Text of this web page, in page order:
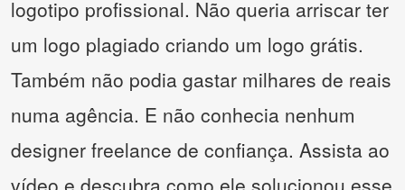
logotipo profissional. Não queria arriscar ter
um logo plagiado criando um logo grátis.
Também não podia gastar milhares de reais
numa agência. E não conhecia nenhum
designer freelance de confiança. Assista ao